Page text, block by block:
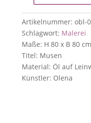
Artikelnummer: obl-
Schlagwort: Malerei
Maße: H 80 x B 80 cm
Titel: Musen
Material: Öl auf
Künstler: Olena